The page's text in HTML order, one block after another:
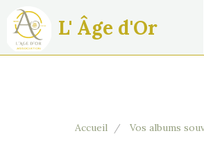
L' Âge d'Or
Accueil Vos albums